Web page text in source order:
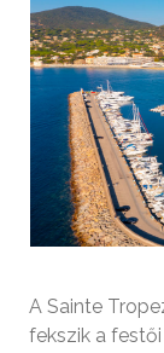
A Sainte
fekszik a